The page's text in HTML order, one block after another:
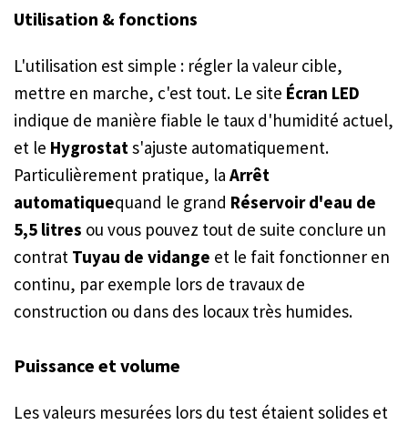
Utilisation & fonctions
L'utilisation est simple : régler la valeur cible,
mettre en marche, c'est tout. Le site Écran LED
indique de manière fiable le taux d'humidité actuel,
et le Hygrostats'ajuste automatiquement.
Particulièrement pratique, la Arrêt
automatiquequand le grand Réservoir d'eau de
5,5 litres ou vous pouvez tout de suite conclure un
contrat Tuyau de vidange et le fait fonctionner en
continu, par exemple lors de travaux de
construction ou dans des locaux très humides.
Puissance et volume
Les valeurs mesurées lors du test étaient solides et